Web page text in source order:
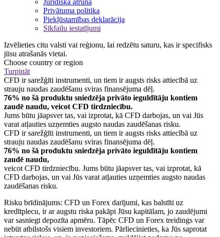
Privātuma politika
Piekļūstamības deklarācija
Sīkfailu iestatījumi
Izvēlieties citu valsti vai reģionu, lai redzētu saturu, kas ir specifisks
jūsu atrašanās vietai.
Choose country or region
Turpināt
CFD ir sarežģīti instrumenti, un tiem ir augsts risks attiecībā uz
strauju naudas zaudēšanu sviras finansējuma dēļ.
76% no šā produktu sniedzēja privāto ieguldītāju kontiem
zaudē naudu, veicot CFD tirdzniecību.
Jums būtu jāapsver tas, vai izprotat, kā CFD darbojas, un vai Jūs
varat atļauties uzņemties augsto naudas zaudēšanas risku.
CFD ir sarežģīti instrumenti, un tiem ir augsts risks attiecībā uz
strauju naudas zaudēšanu sviras finansējuma dēļ.
76% no šā produktu sniedzēja privāto ieguldītāju kontiem
zaudē naudu,
veicot CFD tirdzniecību. Jums būtu jāapsver tas, vai izprotat, kā
CFD darbojas, un vai Jūs varat atļauties uzņemties augsto naudas
zaudēšanas risku.
Risku brīdinājums: CFD un Forex darījumi, kas balstīti uz
kredītplecu, ir ar augstu riska pakāpi Jūsu kapitālam, jo zaudējumi
var sasniegt depozīta apmēru. Tāpēc CFD un Forex treidings var
nebūt atbilstošs visiem investoriem. Pārliecinieties, ka Jūs saprotat